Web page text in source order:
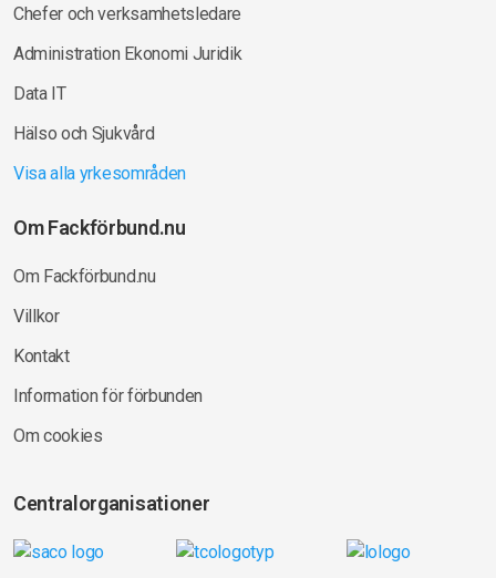
Chefer och verksamhetsledare
Administration Ekonomi Juridik
Data IT
Hälso och Sjukvård
Visa alla yrkesområden
Om Fackförbund.nu
Om Fackförbund.nu
Villkor
Kontakt
Information för förbunden
Om cookies
Centralorganisationer